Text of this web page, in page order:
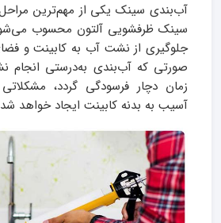
آب‌بندی سینک یکی از مهم‌ترین
سینک ظرفشویی آلتون محسوب
جلوگیری از نشت آب به کابینت و
صورتی که آب‌بندی به‌درستی انجام
زمان دچار فرسودگی گردد،
آسیب به بدنه کابینت ایجاد خواهد